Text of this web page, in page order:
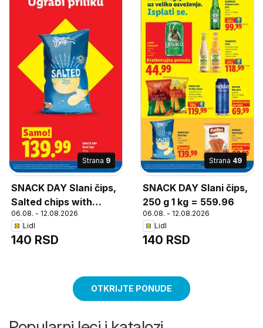
Strana 9
SNACK DAY Slani čips,
Salted chips with
sunflower seed oil
06.08. - 12.08.2026
Lidl
140 RSD
Strana 49
SNACK DAY Slani čips,
250 g 1 kg = 559.96
06.08. - 12.08.2026
Lidl
140 RSD
OTKRIJTE PONUDE